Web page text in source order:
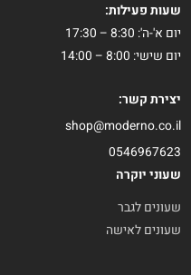
שעות פעילות:
יום א'-ה': 8:30 – 17:30
יום שישי: 8:00 – 14:00
יצירת קשר:
shop@moderno.co.il
0546967623
שעוני יוקרה
שעונים לגבר
שעונים לאישה